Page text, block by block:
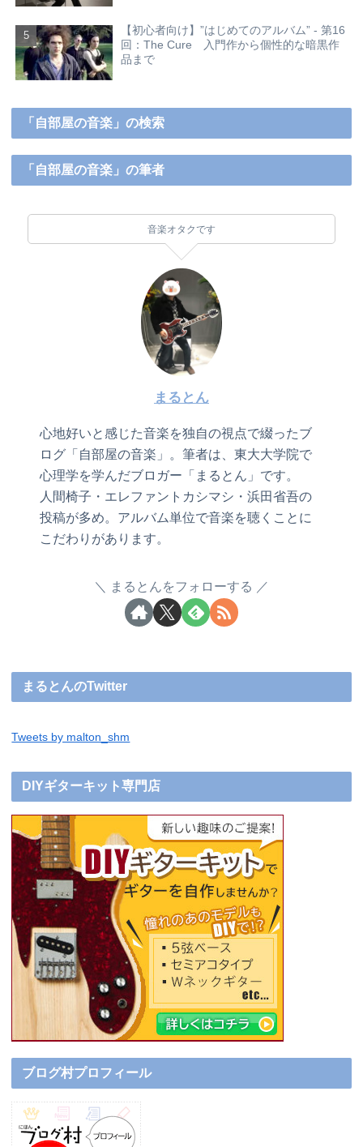
【初心者向け】”はじめてのアルバム” - 第16
回：The Cure 入門作から個性的な暗黒作
品まで
「自部屋の音楽」の検索
「自部屋の音楽」の筆者
音楽オタクです
まるとん
心地好いと感じた音楽を独自の視点で綴ったブ
ログ「自部屋の音楽」。筆者は、東大大学院で
心理学を学んだブロガー「まるとん」です。
人間椅子・エレファントカシマシ・浜田省吾の
投稿が多め。アルバム単位で音楽を聴くことに
こだわりがあります。
まるとんをフォローする
まるとんのTwitter
Tweets by malton_shm
DIYギターキット専門店
ブログ村プロフィール